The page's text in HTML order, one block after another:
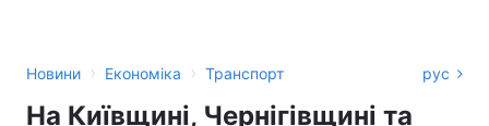
Новини › Економіка › Транспорт рус
На Київщині, Чернігівщині та